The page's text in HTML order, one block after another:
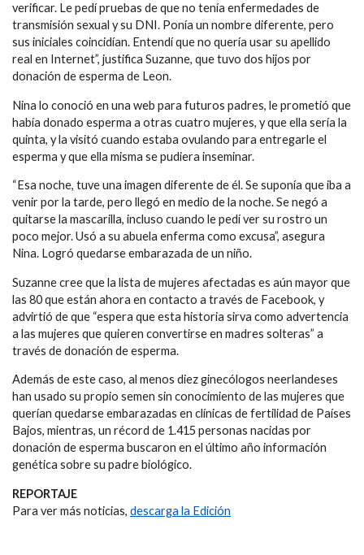
verificar. Le pedí pruebas de que no tenía enfermedades de
transmisión sexual y su DNI. Ponía un nombre diferente, pero
sus iniciales coincidían. Entendí que no quería usar su apellido
real en Internet”, justifica Suzanne, que tuvo dos hijos por
donación de esperma de Leon.
Nina lo conoció en una web para futuros padres, le prometió que
había donado esperma a otras cuatro mujeres, y que ella sería la
quinta, y la visitó cuando estaba ovulando para entregarle el
esperma y que ella misma se pudiera inseminar.
“Esa noche, tuve una imagen diferente de él. Se suponía que iba a
venir por la tarde, pero llegó en medio de la noche. Se negó a
quitarse la mascarilla, incluso cuando le pedí ver su rostro un
poco mejor. Usó a su abuela enferma como excusa”, asegura
Nina. Logró quedarse embarazada de un niño.
Suzanne cree que la lista de mujeres afectadas es aún mayor que
las 80 que están ahora en contacto a través de Facebook, y
advirtió de que “espera que esta historia sirva como advertencia
a las mujeres que quieren convertirse en madres solteras” a
través de donación de esperma.
Además de este caso, al menos diez ginecólogos neerlandeses
han usado su propio semen sin conocimiento de las mujeres que
querían quedarse embarazadas en clínicas de fertilidad de Países
Bajos, mientras, un récord de 1.415 personas nacidas por
donación de esperma buscaron en el último año información
genética sobre su padre biológico.
REPORTAJE
Para ver más noticias, descarga la Edición